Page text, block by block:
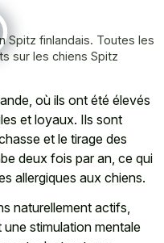
Spitz finlandais. Toutes les
sur les chiens Spitz
où ils ont été élevés
et loyaux. Ils sont
et le tirage des
deux fois par an, ce qui
allergiques aux chiens.
naturellement actifs,
stimulation mentale